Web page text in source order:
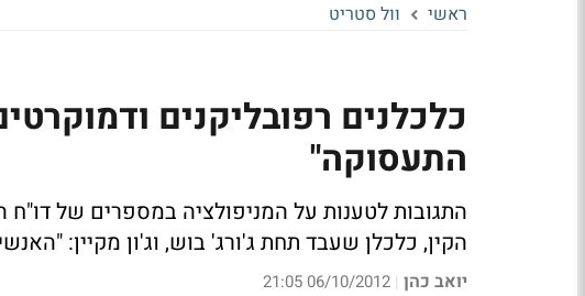
ראשי וול סטריט
כלכלנים רפובליקנים
התעסוקה"
התגובות לטענות על המניפולציה במספרים של
הקין, כלכלן שעבד תחת ג'ורג' בוש, וג'ון מקיין:
יואב כהן |
06/10/2012 21:05